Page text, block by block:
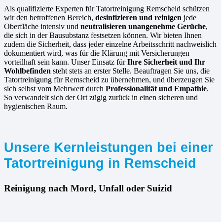
Als qualifizierte Experten für Tatortreinigung Remscheid schützen
wir den betroffenen Bereich, desinfizieren und reinigen jede
Oberfläche intensiv und neutralisieren unangenehme Gerüche,
die sich in der Bausubstanz festsetzen können. Wir bieten Ihnen
zudem die Sicherheit, dass jeder einzelne Arbeitsschritt nachweislich
dokumentiert wird, was für die Klärung mit Versicherungen
vorteilhaft sein kann. Unser Einsatz fürIhre Sicherheit und Ihr
Wohlbefinden steht stets an erster Stelle. Beauftragen Sie uns, die
Tatortreinigung für Remscheid zu übernehmen, und überzeugen Sie
sich selbst vom Mehrwert durch Professionalität und Empathie.
So verwandelt sich der Ort zügig zurück in einen sicheren und
hygienischen Raum.
Unsere Kernleistungen bei einer
Tatortreinigung in Remscheid
Reinigung nach Mord, Unfall oder Suizid